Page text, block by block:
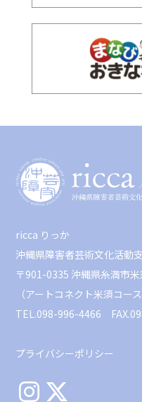
ricca りっか
沖縄県障害者芸術文化活動
〒901-0335 沖縄県糸満市
（アートコネクト米須コース
TEL.098-996-4466
プライバシーポリシー